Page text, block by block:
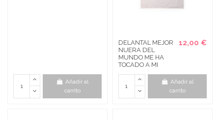
Añadir al
carrito
DELANTAL MEJOR
NUERA DEL
MUNDO ME HA
TOCADO A MI
12,00 €
Añadir al
carrito